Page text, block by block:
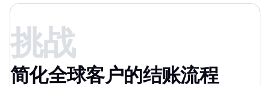
挑战
简化全球客户的结账流程